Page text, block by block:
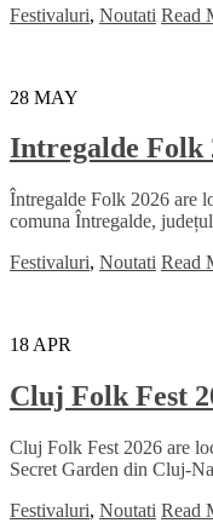
Festivaluri, Noutati Read
28 MAY
Intregalde Folk
Întregalde Folk 2026 are
comuna Întregalde,
Festivaluri, Noutati Read
18 APR
Cluj Folk Fest
Cluj Folk Fest 2026 are
Secret Garden din Cluj-
Festivaluri, Noutati Read